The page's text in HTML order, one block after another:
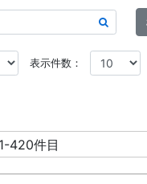
表示件数：
420件目